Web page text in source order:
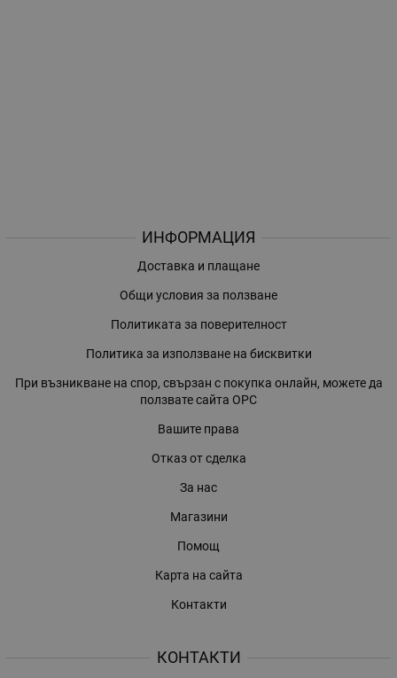
ИНФОРМАЦИЯ
Доставка и плащане
Общи условия за ползване
Политиката за поверителност
Политика за използване на бисквитки
При възникване на спор, свързан с покупка онлайн, можете да
ползвате сайта ОРС
Вашите права
Отказ от сделка
За нас
Магазини
Помощ
Карта на сайта
Контакти
КОНТАКТИ